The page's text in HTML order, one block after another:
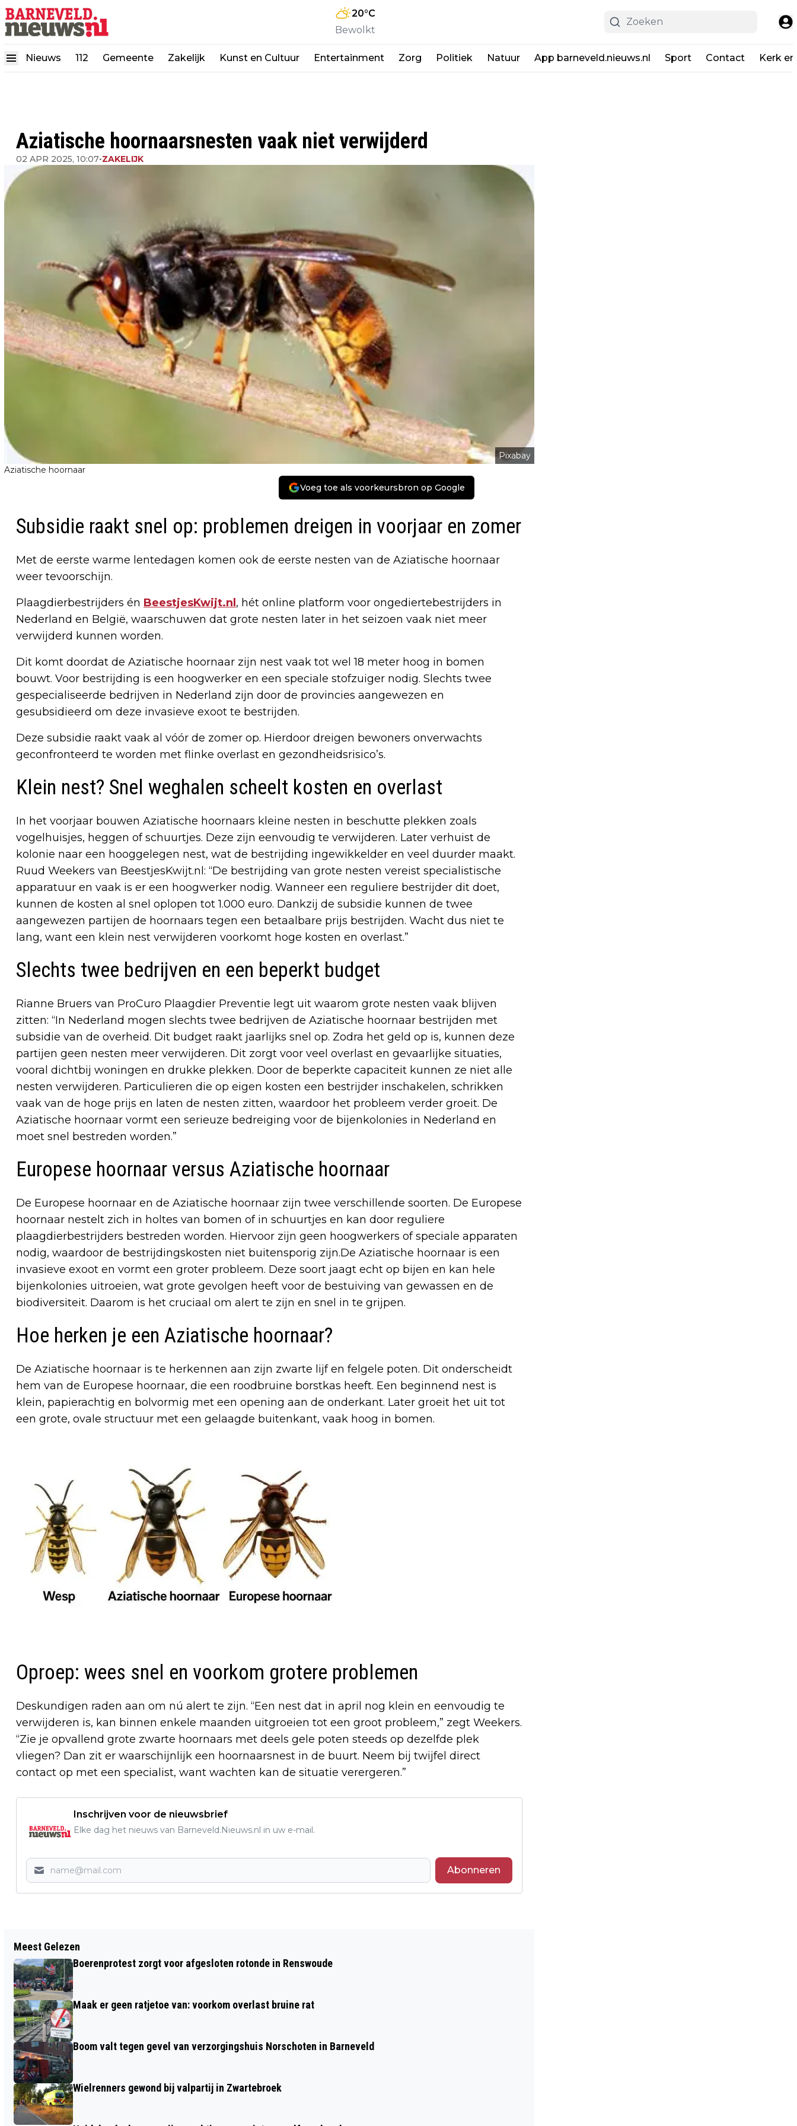
20°C
Bewolkt
Nieuws 112 Gemeente Zakelijk Kunst en Cultuur Entertainment Zorg Politiek Natuur App barneveld.nieuws.nl Sport Contact Kerk
Aziatische hoornaarsnesten vaak niet verwijderd
02 APR 2025, 10:07•ZAKELIJK
Pixabay
Aziatische hoornaar
Voeg toe als voorkeursbron op Google
Subsidie raakt snel op: problemen dreigen in voorjaar en zomer
Met de eerste warme lentedagen komen ook de eerste nesten van de Aziatische hoornaar
weer tevoorschijn.
Plaagdierbestrijders én BeestjesKwijt.nl, hét online platform voor ongediertebestrijders in
Nederland en België, waarschuwen dat grote nesten later in het seizoen vaak niet meer
verwijderd kunnen worden.
Dit komt doordat de Aziatische hoornaar zijn nest vaak tot wel 18 meter hoog in bomen
bouwt. Voor bestrijding is een hoogwerker en een speciale stofzuiger nodig. Slechts twee
gespecialiseerde bedrijven in Nederland zijn door de provincies aangewezen en
gesubsidieerd om deze invasieve exoot te bestrijden.
Deze subsidie raakt vaak al vóór de zomer op. Hierdoor dreigen bewoners onverwachts
geconfronteerd te worden met flinke overlast en gezondheidsrisico’s.
Klein nest? Snel weghalen scheelt kosten en overlast
In het voorjaar bouwen Aziatische hoornaars kleine nesten in beschutte plekken zoals
vogelhuisjes, heggen of schuurtjes. Deze zijn eenvoudig te verwijderen. Later verhuist de
kolonie naar een hooggelegen nest, wat de bestrijding ingewikkelder en veel duurder maakt.
Ruud Weekers van BeestjesKwijt.nl: “De bestrijding van grote nesten vereist specialistische
apparatuur en vaak is er een hoogwerker nodig. Wanneer een reguliere bestrijder dit doet,
kunnen de kosten al snel oplopen tot 1.000 euro. Dankzij de subsidie kunnen de twee
aangewezen partijen de hoornaars tegen een betaalbare prijs bestrijden. Wacht dus niet te
lang, want een klein nest verwijderen voorkomt hoge kosten en overlast.”
Slechts twee bedrijven en een beperkt budget
Rianne Bruers van ProCuro Plaagdier Preventie legt uit waarom grote nesten vaak blijven
zitten: “In Nederland mogen slechts twee bedrijven de Aziatische hoornaar bestrijden met
subsidie van de overheid. Dit budget raakt jaarlijks snel op. Zodra het geld op is, kunnen deze
partijen geen nesten meer verwijderen. Dit zorgt voor veel overlast en gevaarlijke situaties,
vooral dichtbij woningen en drukke plekken. Door de beperkte capaciteit kunnen ze niet alle
nesten verwijderen. Particulieren die op eigen kosten een bestrijder inschakelen, schrikken
vaak van de hoge prijs en laten de nesten zitten, waardoor het probleem verder groeit. De
Aziatische hoornaar vormt een serieuze bedreiging voor de bijenkolonies in Nederland en
moet snel bestreden worden.”
Europese hoornaar versus Aziatische hoornaar
De Europese hoornaar en de Aziatische hoornaar zijn twee verschillende soorten. De Europese
hoornaar nestelt zich in holtes van bomen of in schuurtjes en kan door reguliere
plaagdierbestrijders bestreden worden. Hiervoor zijn geen hoogwerkers of speciale apparaten
nodig, waardoor de bestrijdingskosten niet buitensporig zijn.De Aziatische hoornaar is een
invasieve exoot en vormt een groter probleem. Deze soort jaagt echt op bijen en kan hele
bijenkolonies uitroeien, wat grote gevolgen heeft voor de bestuiving van gewassen en de
biodiversiteit. Daarom is het cruciaal om alert te zijn en snel in te grijpen.
Hoe herken je een Aziatische hoornaar?
De Aziatische hoornaar is te herkennen aan zijn zwarte lijf en felgele poten. Dit onderscheidt
hem van de Europese hoornaar, die een roodbruine borstkas heeft. Een beginnend nest is
klein, papierachtig en bolvormig met een opening aan de onderkant. Later groeit het uit tot
een grote, ovale structuur met een gelaagde buitenkant, vaak hoog in bomen.
Oproep: wees snel en voorkom grotere problemen
Deskundigen raden aan om nú alert te zijn. “Een nest dat in april nog klein en eenvoudig te
verwijderen is, kan binnen enkele maanden uitgroeien tot een groot probleem,” zegt Weekers.
“Zie je opvallend grote zwarte hoornaars met deels gele poten steeds op dezelfde plek
vliegen? Dan zit er waarschijnlijk een hoornaarsnest in de buurt. Neem bij twijfel direct
contact op met een specialist, want wachten kan de situatie verergeren.”
Inschrijven voor de nieuwsbrief
Elke dag het nieuws van Barneveld.Nieuws.nl in uw e-mail.
Abonneren
KAMERCOMMISSIE NEEMT
OPLOSSINGEN STIKSTOFCRISIS VAN
REGIO FOODVALLEY IN ONTVANGST
VAN DE WOLF TIJDELIJK BEPERKEN OM
Meest Gelezen
Boerenprotest zorgt voor afgesloten rotonde in Renswoude
Maak er geen ratjetoe van: voorkom overlast bruine rat
Boom valt tegen gevel van verzorgingshuis Norschoten in Barneveld
Wielrenners gewond bij valpartij in Zwartebroek